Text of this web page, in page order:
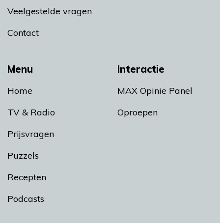
Menu
Home
TV & Radio
Prijsvragen
Puzzels
Recepten
Podcasts
Interactie
MAX Opinie Panel
Oproepen
Veelgestelde vragen
Contact